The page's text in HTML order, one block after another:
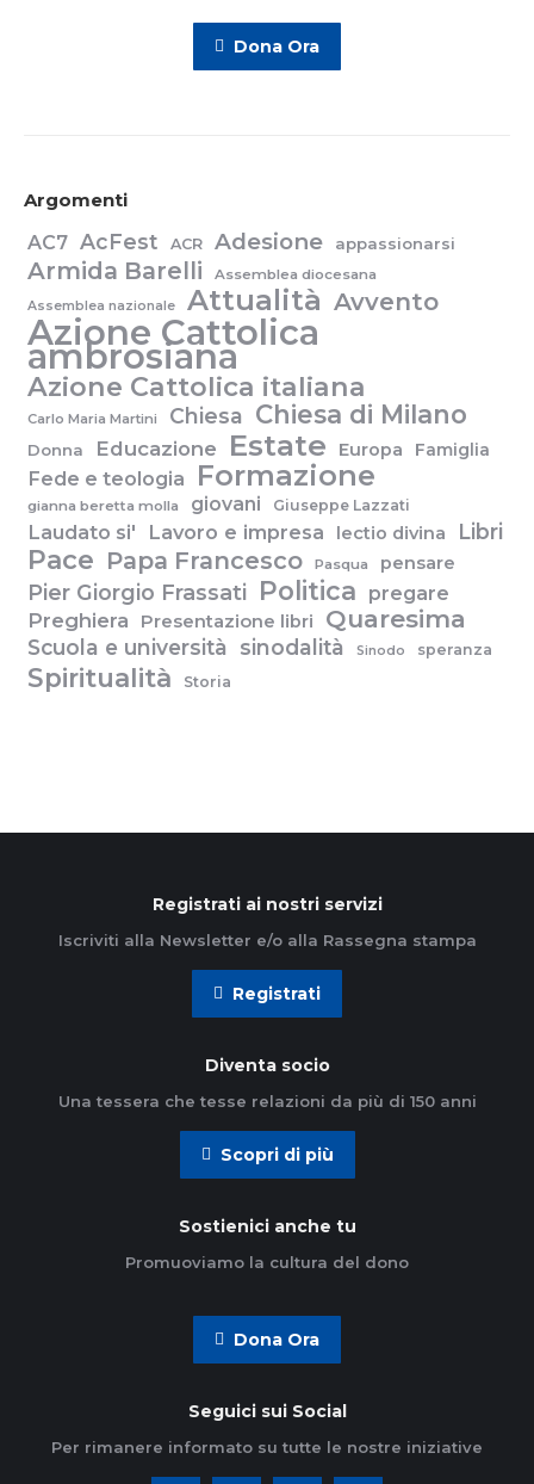
Dona Ora
Argomenti
AC7 AcFest ACR Adesione appassionarsi
Armida Barelli Assemblea diocesana
Assemblea nazionale Attualità Avvento
Azione Cattolica
ambrosiana
Azione Cattolica italiana
Carlo Maria Martini Chiesa Chiesa di Milano
Donna Educazione Estate Europa Famiglia
Fede e teologia Formazione
gianna beretta molla giovani Giuseppe Lazzati
Laudato si' Lavoro e impresa lectio divina Libri
Pace Papa Francesco Pasqua pensare
Pier Giorgio Frassati Politica pregare
Preghiera
Presentazione libri Quaresima
Scuola e università sinodalità Sinodo speranza
Spiritualità Storia
Registrati ai nostri servizi
Iscriviti alla Newsletter e/o alla Rassegna stampa
Registrati
Diventa socio
Una tessera che tesse relazioni da più di 150 anni
Scopri di più
Sostienici anche tu
Promuoviamo la cultura del dono
Dona Ora
Seguici sui Social
Per rimanere informato su tutte le nostre iniziative